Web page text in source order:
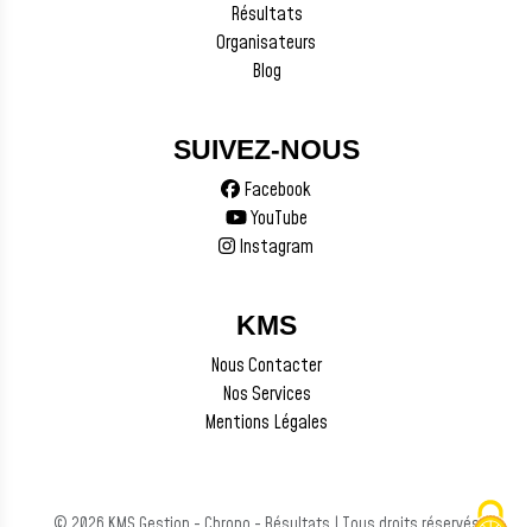
Résultats
Organisateurs
Blog
SUIVEZ-NOUS
Facebook
YouTube
Instagram
KMS
Nous Contacter
Nos Services
Mentions Légales